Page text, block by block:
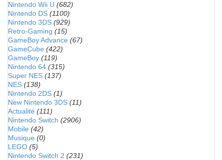
Nintendo Wii U (682)
Nintendo DS (1100)
Nintendo 3DS (929)
Retro-Gaming (15)
GameBoy Advance (67)
GameCube (422)
GameBoy (119)
Nintendo 64 (315)
Super NES (137)
NES (138)
Nintendo 2DS (1)
New Nintendo 3DS (11)
Actualité (111)
Nintendo Switch (2906)
Mobile (42)
Musique (0)
LEGO (5)
Nintendo Switch 2 (231)